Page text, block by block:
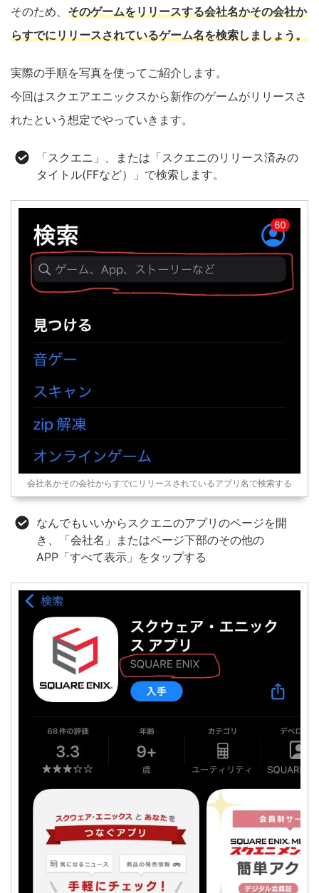
そのため、 そのゲームをリリースする会社名かその会社か
らすでにリリースされているゲーム名を検索しましょう。
実際の手順を写真を使ってご紹介します。
今回はスクエアエニックスから新作のゲームがリリースさ
れたという想定でやっていきます。
「スクエニ」、または「スクエニのリリース済みの
タイトル(FFなど）」で検索します。
会社名かその会社からすでにリリースされているアプリ名で検索する
なんでもいいからスクエニのアプリのページを開
き、「会社名」またはページ下部のその他の
APP「すべて表示」をタップする